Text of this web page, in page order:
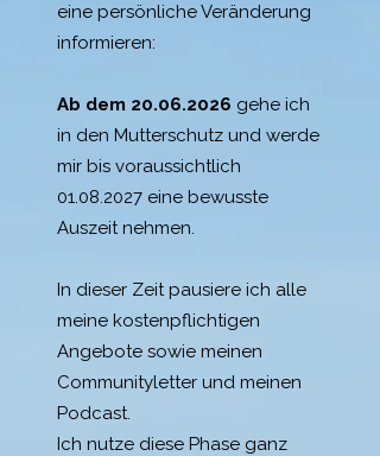
eine persönliche Veränderung
informieren:
Ab dem 20.06.2026 gehe ich
in den Mutterschutz und werde
mir bis voraussichtlich
01.08.2027 eine bewusste
Auszeit nehmen.
In dieser Zeit pausiere ich alle
meine kostenpflichtigen
Angebote sowie meinen
Communityletter und meinen
Podcast.
Ich nutze diese Phase ganz